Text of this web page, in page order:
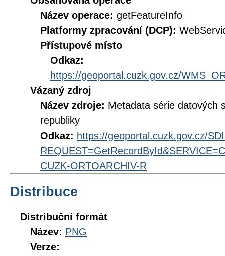
Název operace: getFeatureInfo
Platformy zpracování (DCP):
Přístupové místo
Odkaz:
https://geoportal.cuzk.gov.cz/
Vázaný zdroj
Název zdroje: Metadata série datových
republiky
Odkaz: https://geoportal.cuzk.gov.cz/
CUZK-ORTOARCHIV-R
Distribuce
Distribuční formát
Název: PNG
Verze: